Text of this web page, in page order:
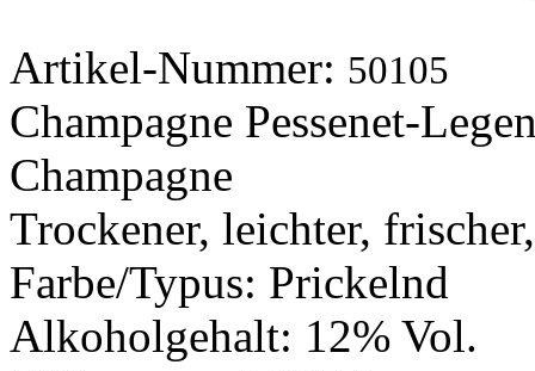
Artikel-Nummer: 50105
Champagne Pessenet-
Champagne
Trockener, leichter,
Farbe/Typus: Prickelnd
Alkoholgehalt: 12% Vol.